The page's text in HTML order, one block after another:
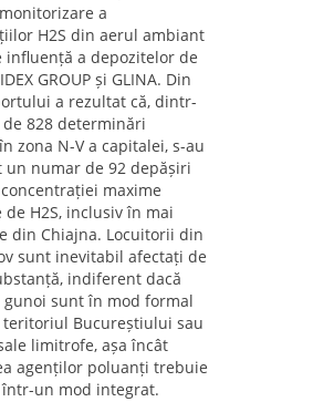
a
H2S din aerul ambiant
influență a depozitelor de
GROUP și GLINA. Din
a rezultat că, dintr-
828 determinări
zona N-V a capitalei, s-au
numar de 92 depășiri
maxime
H2S, inclusiv în mai
din Chiajna. Locuitorii din
sunt inevitabil afectați de
indiferent dacă
sunt în mod formal
Bucureștiului sau
limitrofe, așa încât
agenților poluanți trebuie
într-un mod integrat.